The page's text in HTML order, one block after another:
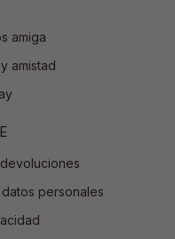
amiga
amistad
personales